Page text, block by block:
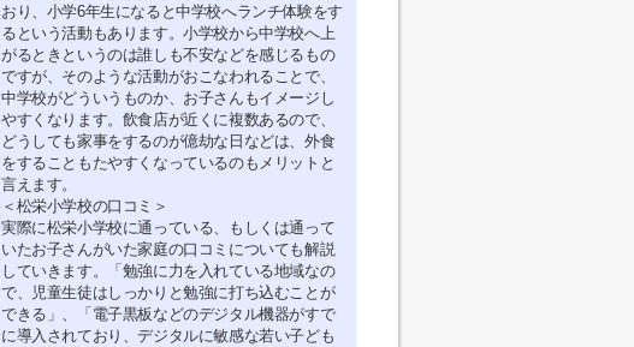
おり、小学6年生になると中学校へランチ体験をす
るという活動もあります。小学校から中学校へ上
がるときというのは誰しも不安などを感じるもの
ですが、そのような活動がおこなわれることで、
中学校がどういうものか、お子さんもイメージし
やすくなります。飲食店が近くに複数あるので、
どうしても家事をするのが億劫な日などは、外食
をすることもたやすくなっているのもメリットと
言えます。
＜松栄小学校の口コミ＞
実際に松栄小学校に通っている、もしくは通って
いたお子さんがいた家庭の口コミについても解説
していきます。「勉強に力を入れている地域なの
で、児童生徒はしっかりと勉強に打ち込むことが
できる」、「電子黒板などのデジタル機器がすで
に導入されており、デジタルに敏感な若い子ども